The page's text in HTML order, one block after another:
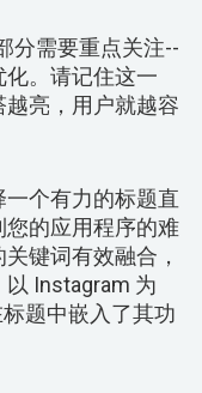
分需要重点关注--
。请记住这一
亮，用户就越容
个有力的标题直
的应用程序的难
键词有效融合，
Instagram 为
标题中嵌入了其功